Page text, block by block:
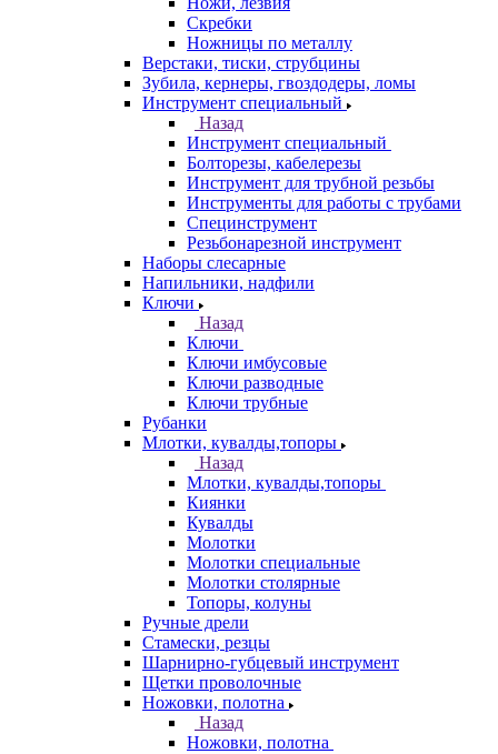
Скребки
Ножницы по металлу
Верстаки, тиски, струбцины
Зубила, кернеры, гвоздодеры, ломы
Инструмент специальный
Назад
Инструмент специальный
Болторезы, кабелерезы
Инструмент для трубной резьбы
Инструменты для работы с трубами
Специнструмент
Резьбонарезной инструмент
Наборы слесарные
Напильники, надфили
Ключи
Назад
Ключи
Ключи имбусовые
Ключи разводные
Ключи трубные
Рубанки
Млотки, кувалды,топоры
Назад
Млотки, кувалды,топоры
Киянки
Кувалды
Молотки
Молотки специальные
Молотки столярные
Топоры, колуны
Ручные дрели
Стамески, резцы
Шарнирно-губцевый инструмент
Щетки проволочные
Ножовки, полотна
Назад
Ножовки, полотна